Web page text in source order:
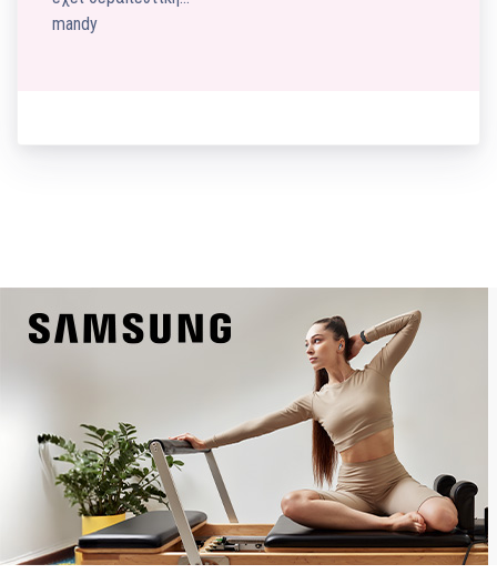
mandy